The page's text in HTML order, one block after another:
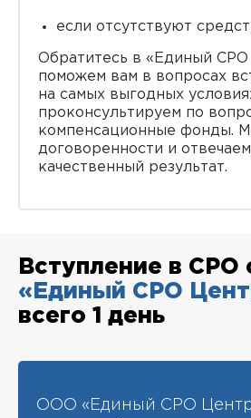
если отсутствуют
Обратитесь в «Единый
поможем вам в вопросах
на самых выгодных
проконсультируем по
компенсационные фонды.
договоренности и отвечаем
качественный результат.
Вступление в
«Единый СРО
всего 1 день
ООО «Единый СРО